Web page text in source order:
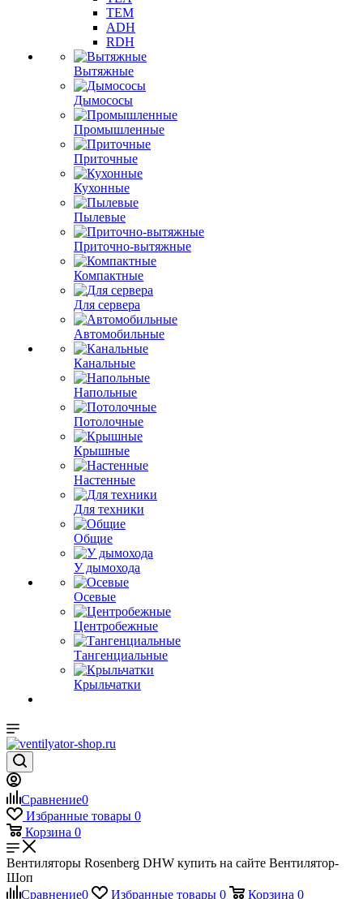
TEM
ADH
RDH
Вытяжные
Дымососы
Промышленные
Приточные
Кухонные
Пылевые
Приточно-вытяжные
Компактные
Для сервера
Автомобильные
Канальные
Напольные
Потолочные
Крышные
Настенные
Для техники
Общие
У дымохода
Осевые
Центробежные
Тангенциальные
Крыльчатки
Сравнение0
Избранные товары 0
Корзина 0
Вентиляторы Rosenberg DHW купить на сайте Вентилятор-
Шоп
Сравнение0 Избранные товары 0 Корзина 0